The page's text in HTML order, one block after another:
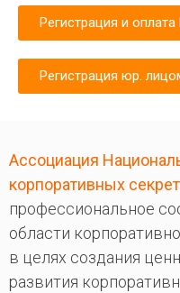
Регистрация и
Регистрация юр.
Ассоциация
корпоративных
профессиональное
области
в целях создания
развития